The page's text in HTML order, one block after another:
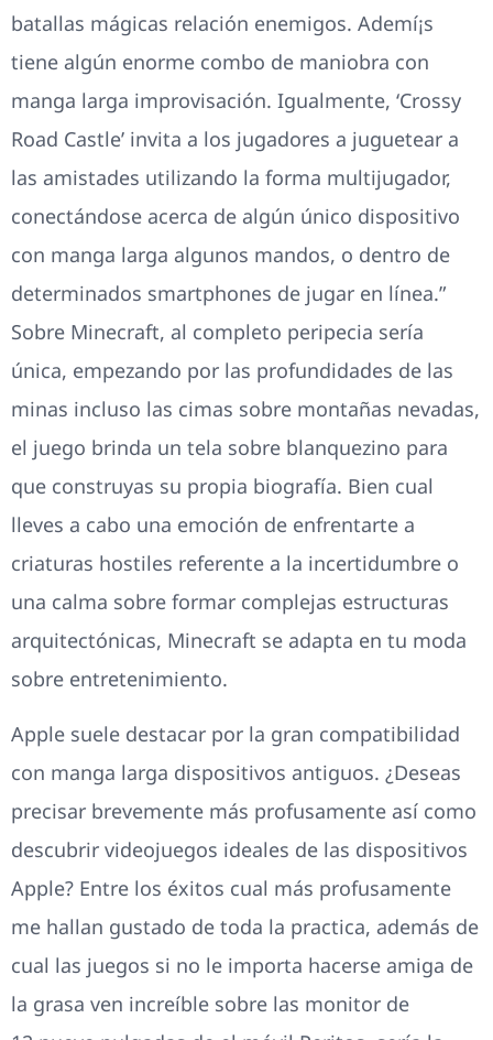
batallas mágicas relación enemigos. Ademí¡s
tiene algún enorme combo de maniobra con
manga larga improvisación. Igualmente, ‘Crossy
Road Castle’ invita a los jugadores a juguetear a
las amistades utilizando la forma multijugador,
conectándose acerca de algún único dispositivo
con manga larga algunos mandos, o dentro de
determinados smartphones de jugar en línea.”
Sobre Minecraft, al completo peripecia serí­a
única, empezando por las profundidades de las
minas incluso las cimas sobre montañas nevadas,
el juego brinda un tela sobre blanquezino para
que construyas su propia biografía. Bien cual
lleves a cabo una emoción de enfrentarte a
criaturas hostiles referente a la incertidumbre o
una calma sobre formar complejas estructuras
arquitectónicas, Minecraft se adapta en tu moda
sobre entretenimiento.
Apple suele destacar por la gran compatibilidad
con manga larga dispositivos antiguos. ¿Deseas
precisar brevemente más profusamente así­ como
descubrir videojuegos ideales de las dispositivos
Apple? Entre los éxitos cual más profusamente
me hallan gustado de toda la practica, además de
cual las juegos si no le importa hacerse amiga de
la grasa ven increíble sobre las monitor de